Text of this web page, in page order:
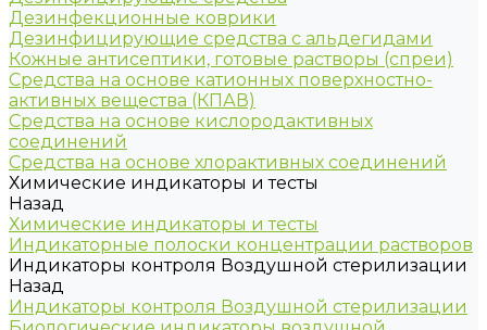
Дезинфекционные коврики
Дезинфицирующие средства с альдегидами
Кожные антисептики, готовые растворы (спреи)
Средства на основе катионных поверхностно-
активных вещества (КПАВ)
Средства на основе кислородактивных
соединений
Средства на основе хлорактивных соединений
Химические индикаторы и тесты
Назад
Химические индикаторы и тесты
Индикаторные полоски концентрации растворов
Индикаторы контроля Воздушной стерилизации
Назад
Индикаторы контроля Воздушной стерилизации